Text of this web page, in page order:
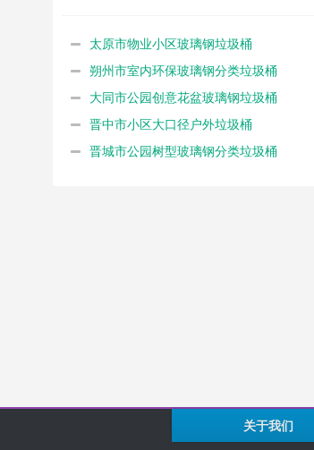
太原市物业小区玻璃钢垃圾桶
朔州市室内环保玻璃钢分类垃圾桶
大同市公园创意花盆玻璃钢垃圾桶
晋中市小区大口径户外垃圾桶
晋城市公园树型玻璃钢分类垃圾桶
关于我们